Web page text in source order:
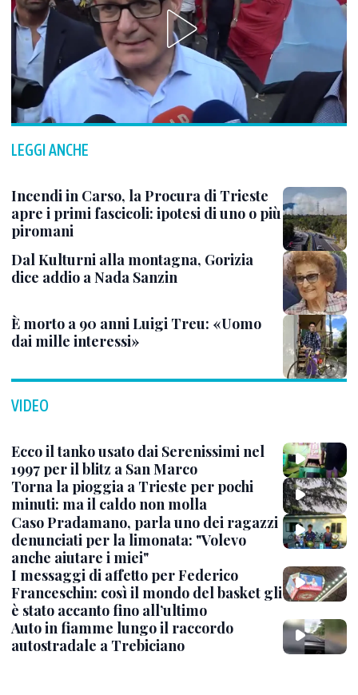
LEGGI ANCHE
Incendi in Carso, la Procura di Trieste
apre i primi fascicoli: ipotesi di uno o più
piromani
Dal Kulturni alla montagna, Gorizia
dice addio a Nada Sanzin
È morto a 90 anni Luigi Treu: «Uomo
dai mille interessi»
VIDEO
Ecco il tanko usato dai Serenissimi nel
1997 per il blitz a San Marco
Torna la pioggia a Trieste per pochi
minuti: ma il caldo non molla
Caso Pradamano, parla uno dei ragazzi
denunciati per la limonata: "Volevo
anche aiutare i miei"
I messaggi di affetto per Federico
Franceschin: così il mondo del basket gli
è stato accanto fino all’ultimo
Auto in fiamme lungo il raccordo
autostradale a Trebiciano